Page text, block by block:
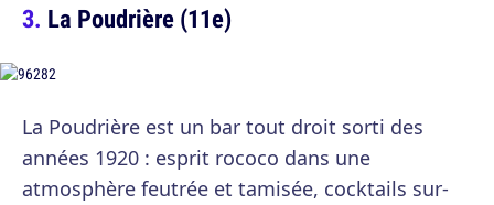
La Poudrière (11e)
La Poudrière est un bar tout droit sorti des
années 1920 : esprit rococo dans une
atmosphère feutrée et tamisée, cocktails sur-